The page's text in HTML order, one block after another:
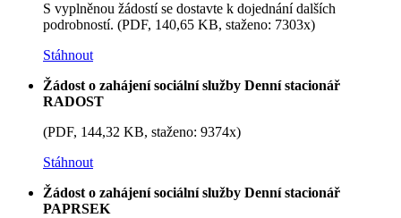
S vyplněnou žádostí se dostavte k dojednání dalších
podrobností. (PDF, 140,65 KB, staženo: 7303x)
Stáhnout
Žádost o zahájení sociální služby Denní stacionář
RADOST
(PDF, 144,32 KB, staženo: 9374x)
Stáhnout
Žádost o zahájení sociální služby Denní stacionář
PAPRSEK